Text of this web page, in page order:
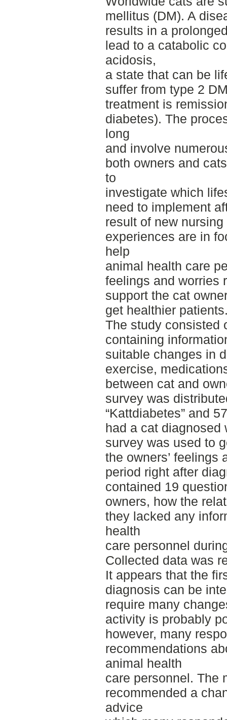
mellitus (DM). A
results in a
lead to a catabolic
acidosis,
a state that can be
suffer from type 2
treatment is
diabetes). The
long
and involve
both owners and
to
investigate which
need to implement
result of new nursing
experiences are in
help
animal health care
feelings and worries
support the cat
get healthier
The study consisted
containing
suitable changes in
exercise,
between cat and
survey was
“Kattdiabetes” and
had a cat diagnosed
survey was used to
the owners’ feelings
period right after
contained 19
owners, how the
they lacked any
health
care personnel
Collected data was
It appears that the
diagnosis can be
require many
activity is probably
however, many
recommendations
animal health
care personnel. The
recommended a
advice